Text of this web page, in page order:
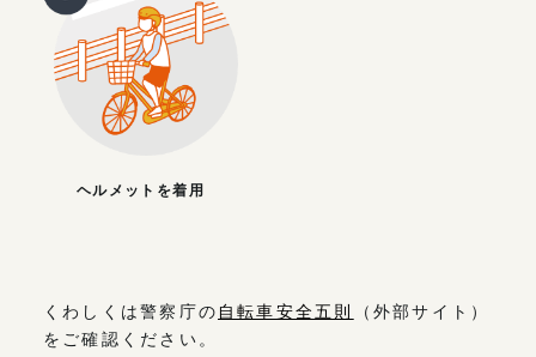
ヘルメットを着用
くわしくは警察庁の 自転車安全五則
（外部サイト）
をご確認ください。